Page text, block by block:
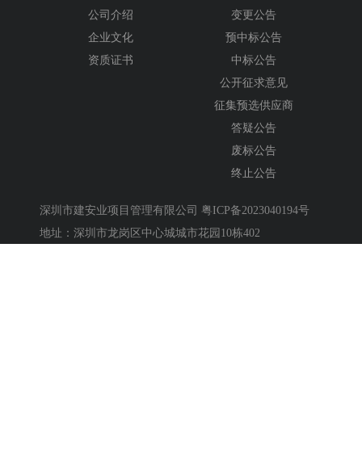
公司介绍
企业文化
资质证书
变更公告
预中标公告
中标公告
公开征求意见
征集预选供应商
答疑公告
废标公告
终止公告
深圳市建安业项目管理有限公司 粤ICP备2023040194号
地址：深圳市龙岗区中心城城市花园10栋402